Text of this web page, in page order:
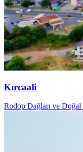
Kırcaali
Rodop Dağları ve